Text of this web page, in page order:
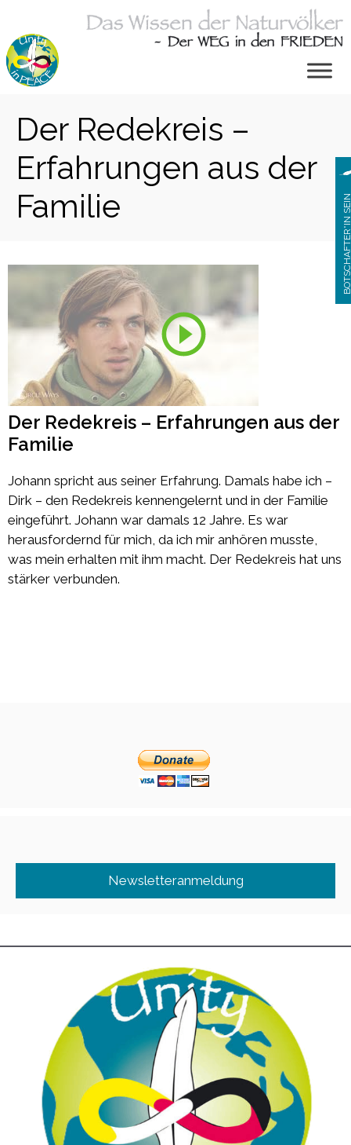
springen
Der Redekreis –
Erfahrungen aus der
Familie
Der Redekreis – Erfahrungen aus der
Familie
Johann spricht aus seiner Erfahrung. Damals habe ich –
Dirk – den Redekreis kennengelernt und in der Familie
eingeführt. Johann war damals 12 Jahre. Es war
herausfordernd für mich, da ich mir anhören musste,
was mein erhalten mit ihm macht. Der Redekreis hat uns
stärker verbunden.
Newsletteranmeldung